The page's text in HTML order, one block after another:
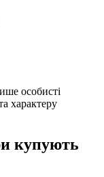
особисті
характеру
купують